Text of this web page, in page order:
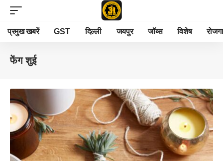
प्रमुख खबरें GST दिल्ली जयपुर जॉब्स विशेष
फेंग शुई